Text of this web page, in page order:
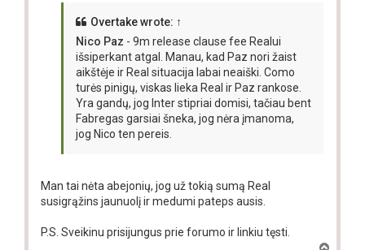
Overtakewrote: ↑
Nico Paz - 9m release clause fee Realui
išsiperkant atgal. Manau, kad Paz nori žaist
aikštėje ir Real situacija labai neaiški. Como
turės pinigų, viskas lieka Real ir Paz rankose.
Yra gandų, jog Inter stipriai domisi, tačiau bent
Fabregas garsiai šneka, jog nėra įmanoma,
jog Nico ten pereis.
Man tai nėta abejonių, jog už tokią sumą Real
susigrąžins jaunuolį ir medumi pateps ausis.
P.S. Sveikinu prisijungus prie forumo ir linkiu tęsti.